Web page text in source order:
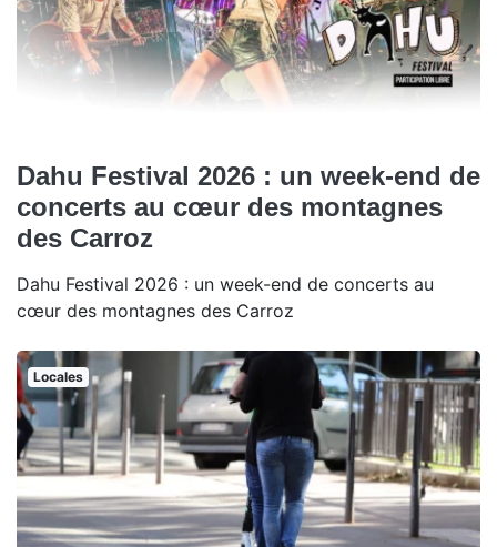
Dahu Festival 2026 : un week-end de
concerts au cœur des montagnes
des Carroz
Dahu Festival 2026 : un week-end de concerts au
cœur des montagnes des Carroz
Locales